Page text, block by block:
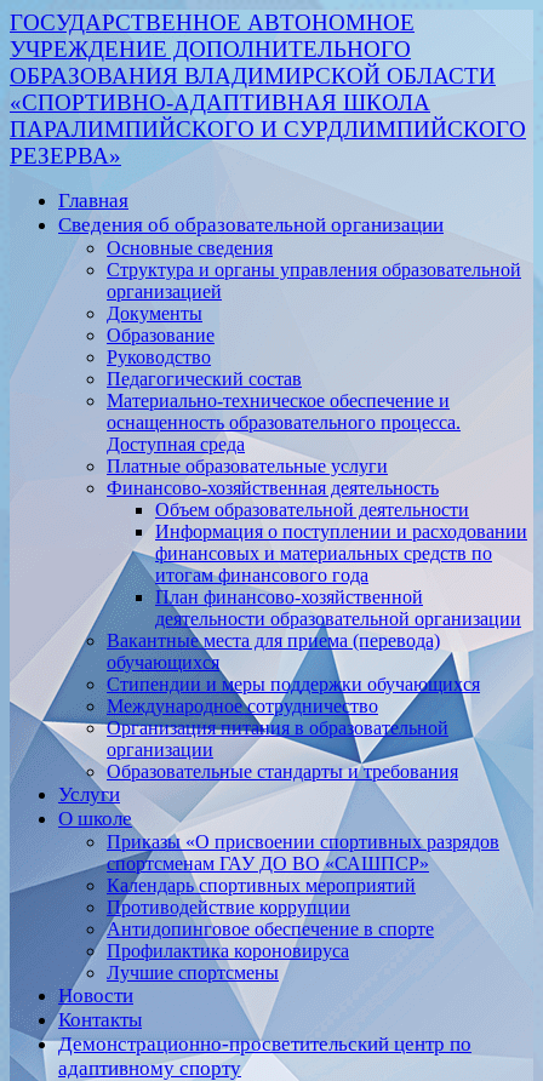
ГОСУДАРСТВЕННОЕ АВТОНОМНОЕ
УЧРЕЖДЕНИЕ ДОПОЛНИТЕЛЬНОГО
ОБРАЗОВАНИЯ ВЛАДИМИРСКОЙ ОБЛАСТИ
«СПОРТИВНО-АДАПТИВНАЯ ШКОЛА
ПАРАЛИМПИЙСКОГО И СУРДЛИМПИЙСКОГО
РЕЗЕРВА»
Главная
Сведения об образовательной организации
Основные сведения
Структура и органы управления образовательной
организацией
Документы
Образование
Руководство
Педагогический состав
Материально-техническое обеспечение и
оснащенность образовательного процесса.
Доступная среда
Платные образовательные услуги
Финансово-хозяйственная деятельность
Объем образовательной деятельности
Информация о поступлении и расходовании
финансовых и материальных средств по
итогам финансового года
План финансово-хозяйственной
деятельности образовательной организации
Вакантные места для приема (перевода)
обучающихся
Стипендии и меры поддержки обучающихся
Международное сотрудничество
Организация питания в образовательной
организации
Образовательные стандарты и требования
Услуги
О школе
Приказы «О присвоении спортивных разрядов
спортсменам ГАУ ДО ВО «САШПСР»
Календарь спортивных мероприятий
Противодействие коррупции
Антидопинговое обеспечение в спорте
Профилактика короновируса
Лучшие спортсмены
Новости
Контакты
Демонстрационно-просветительский центр по
адаптивному спорту